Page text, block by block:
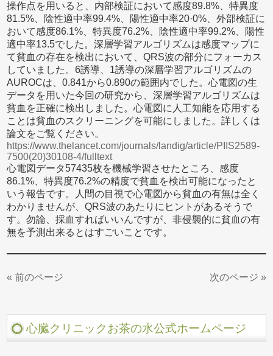
操作点を用いると、内部検証において感度89.8%、特異度
81.5%、陰性適中率99.4%、陽性適中率20·0%、外部検証に
おいて感度86.1%、特異度76.2%、陰性適中率99.2%、陽性
適中率13.5でした。深層学習アルゴリズムは感度マップに
て貧血の存在を検出において、QRS波の部分にフォーカス
していました。6誘導、1誘導の深層学習アルゴリズムの
AUROCは、0.841から0.890の範囲内でした。心電図の生
データを用いた今回の研究から、深層学習アルゴリズムは
貧血を正確に検出しました。心電図に人工知能を応用する
ことは貧血のスクリーニングを可能にしました。詳しくは
論文をご覧ください。
https://www.thelancet.com/journals/landig/article/PIIS2589-
7500(20)30108-4/fulltext
心電図データ57435枚を機械学習させたところ、感度
86.1%、特異度76.2%の精度で貧血を検出可能になったと
いう報告です。人間の目視で心電図から貧血の有無は全く
わかりませんが、QRS波のあたりにヒントがあるそうで
す。勿論、採血すればいいんですが、非侵襲的に貧血の有
無を予測出来るとはすごいことです。
« 前のページ 次のページ »
心臓クリニックお茶の水公式ホームページ